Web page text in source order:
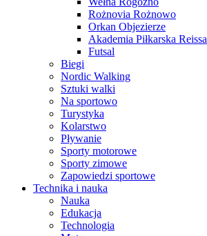
Rożnovia Rożnowo
Orkan Objezierze
Akademia Piłkarska Reissa
Futsal
Biegi
Nordic Walking
Sztuki walki
Na sportowo
Turystyka
Kolarstwo
Pływanie
Sporty motorowe
Sporty zimowe
Zapowiedzi sportowe
Technika i nauka
Nauka
Edukacja
Technologia